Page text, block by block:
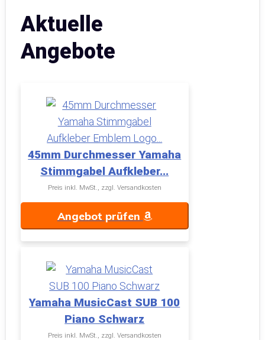
Aktuelle
Angebote
45mm Durchmesser Yamaha
Stimmgabel Aufkleber...
Preis inkl. MwSt., zzgl. Versandkosten
Angebot prüfen
Yamaha MusicCast SUB 100
Piano Schwarz
Preis inkl. MwSt., zzgl. Versandkosten